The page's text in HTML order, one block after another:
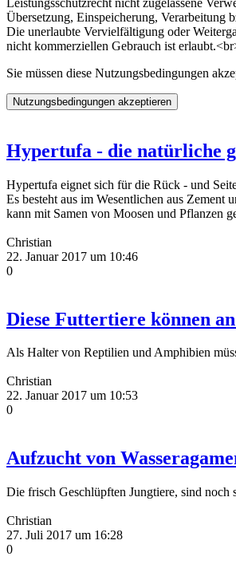
Übersetzung, Einspeicherung, Verarbeitung
Die unerlaubte Vervielfältigung oder
nicht kommerziellen Gebrauch ist
Sie müssen diese Nutzungsbedingungen
Hypertufa - die natürliche
Hypertufa eignet sich für die Rück - und
Es besteht aus im Wesentlichen aus
kann mit Samen von Moosen und Pflanzen
Christian
22. Januar 2017 um 10:46
0
Diese Futtertiere können
Als Halter von Reptilien und Amphibien
Christian
22. Januar 2017 um 10:53
0
Aufzucht von
Die frisch Geschlüpften Jungtiere, sind noch
Christian
27. Juli 2017 um 16:28
0